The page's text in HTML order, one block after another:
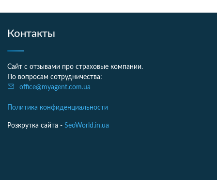
Контакты
Сайт с отзывами про страховые компании.
По вопросам сотрудничества:
office@myagent.com.ua
Политика конфиденциальности
Розкрутка сайта - SeoWorld.in.ua